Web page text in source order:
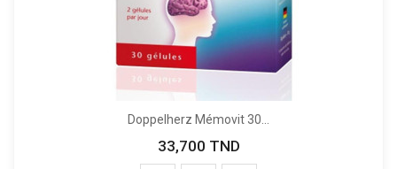
Doppelherz Mémovit 30...
Prix
33,700 TND